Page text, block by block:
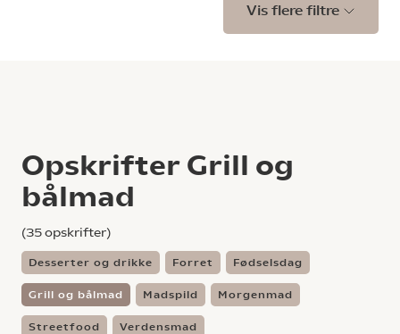
Vis flere filtre
Opskrifter Grill og
bålmad
(35opskrifter)
Desserter og drikke Forret Fødselsdag
Grill og bålmad Madspild Morgenmad
Streetfood Verdensmad